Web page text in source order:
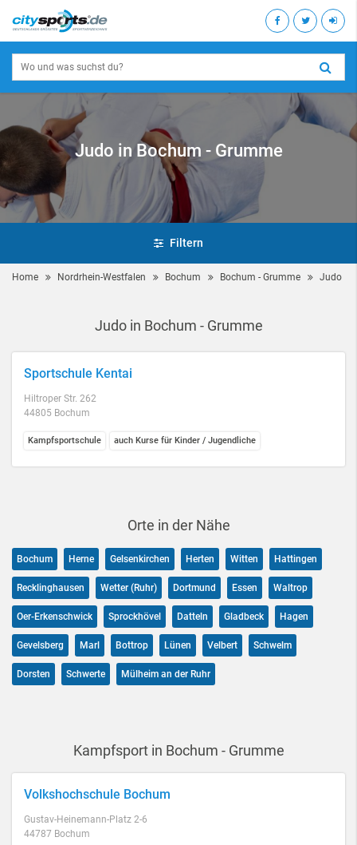
Judo in Bochum - Grumme
Filtern
Home Nordrhein-Westfalen Bochum Bochum - Grumme Judo
Judo in Bochum - Grumme
Sportschule Kentai
Hiltroper Str. 262
44805 Bochum
Kampfsportschule auch Kurse für Kinder / Jugendliche
Orte in der Nähe
Bochum Herne Gelsenkirchen Herten Witten Hattingen
Recklinghausen Wetter (Ruhr) Dortmund Essen Waltrop
Oer-Erkenschwick Sprockhövel Datteln Gladbeck Hagen
Gevelsberg Marl Bottrop Lünen Velbert Schwelm
Dorsten Schwerte Mülheim an der Ruhr
Kampfsport in Bochum - Grumme
Volkshochschule Bochum
Gustav-Heinemann-Platz 2-6
44787 Bochum